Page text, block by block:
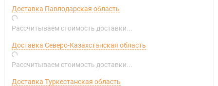
Доставка Павлодарская область
Рассчитываем стоимость доставки...
Доставка Северо-Казахстанская область
Рассчитываем стоимость доставки...
Доставка Туркестанская область